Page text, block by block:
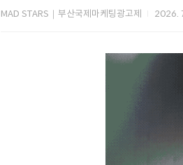
MAD STARS｜부산국제마케팅광고제 2026.